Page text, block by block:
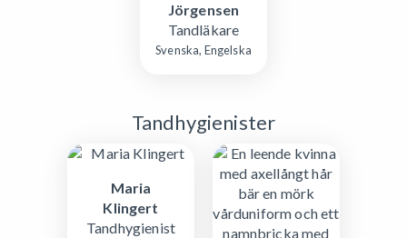
Jörgensen
Tandläkare
Svenska, Engelska
Tandhygienister
Maria
Klingert
Tandhygienist